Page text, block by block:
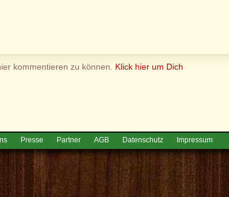
kommentieren zu können. Klick hier um Dich
Presse Partner AGB Datenschutz Impressum